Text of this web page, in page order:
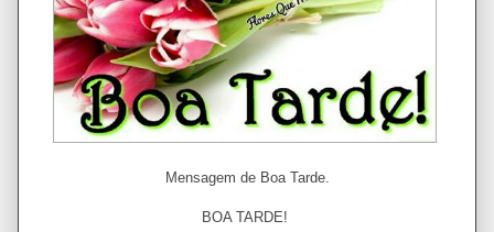
Mensagem de Boa Tarde.
BOA TARDE!